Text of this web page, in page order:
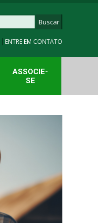
| ENTRE EM CONTATO
ASSOCIE-
SE